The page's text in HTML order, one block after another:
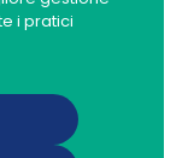
i pratici